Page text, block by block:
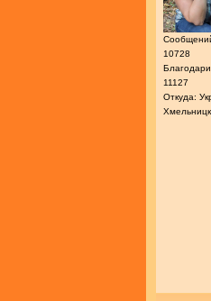
10728
11127
Откуда: